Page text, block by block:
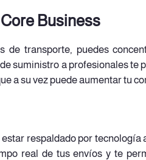
Business
de transporte, puedes
suministro a profesionales
a su vez puede aumentar tu
respaldado por tecnología
real de tus envíos y te